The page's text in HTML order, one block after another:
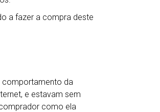
a fazer a compra deste
comportamento da
e estavam sem
como ela